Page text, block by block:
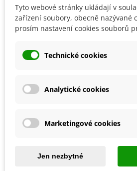
Detaily produktu
SOUVISEJÍCÍ PRODUKTY
Tyto webové stránky ukládají v
zařízení soubory, obecně nazývané
prosím nastavení cookies souborů
Technické cookies
Analytické cookies
Marketingové cookies
Jen nezbytné